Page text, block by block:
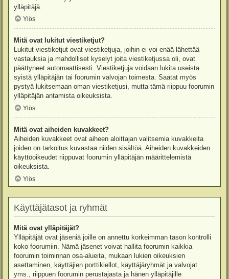
ylläpitäjä.
Ylös
Mitä ovat lukitut viestiketjut?
Lukitut viestiketjut ovat viestiketjuja, joihin ei voi enää lähettää
vastauksia ja mahdolliset kyselyt joita viestiketjussa oli, ovat
päättyneet automaattisesti. Viestiketjuja voidaan lukita useista
syistä ylläpitäjän tai foorumin valvojan toimesta. Saatat myös
pystyä lukitsemaan oman viestiketjusi, mutta tämä riippuu foorumin
ylläpitäjän antamista oikeuksista.
Ylös
Mitä ovat aiheiden kuvakkeet?
Aiheiden kuvakkeet ovat aiheen aloittajan valitsemia kuvakkeita
joiden on tarkoitus kuvastaa niiden sisältöä. Aiheiden kuvakkeiden
käyttöoikeudet riippuvat foorumin ylläpitäjän määrittelemistä
oikeuksista.
Ylös
Käyttäjätasot ja ryhmät
Mitä ovat ylläpitäjät?
Ylläpitäjät ovat jäseniä joille on annettu korkeimman tason kontrolli
koko foorumiin. Nämä jäsenet voivat hallita foorumin kaikkia
foorumin toiminnan osa-alueita, mukaan lukien oikeuksien
asettaminen, käyttäjien porttikiellot, käyttäjäryhmät ja valvojat
yms., riippuen foorumin perustajasta ja hänen ylläpitäjille